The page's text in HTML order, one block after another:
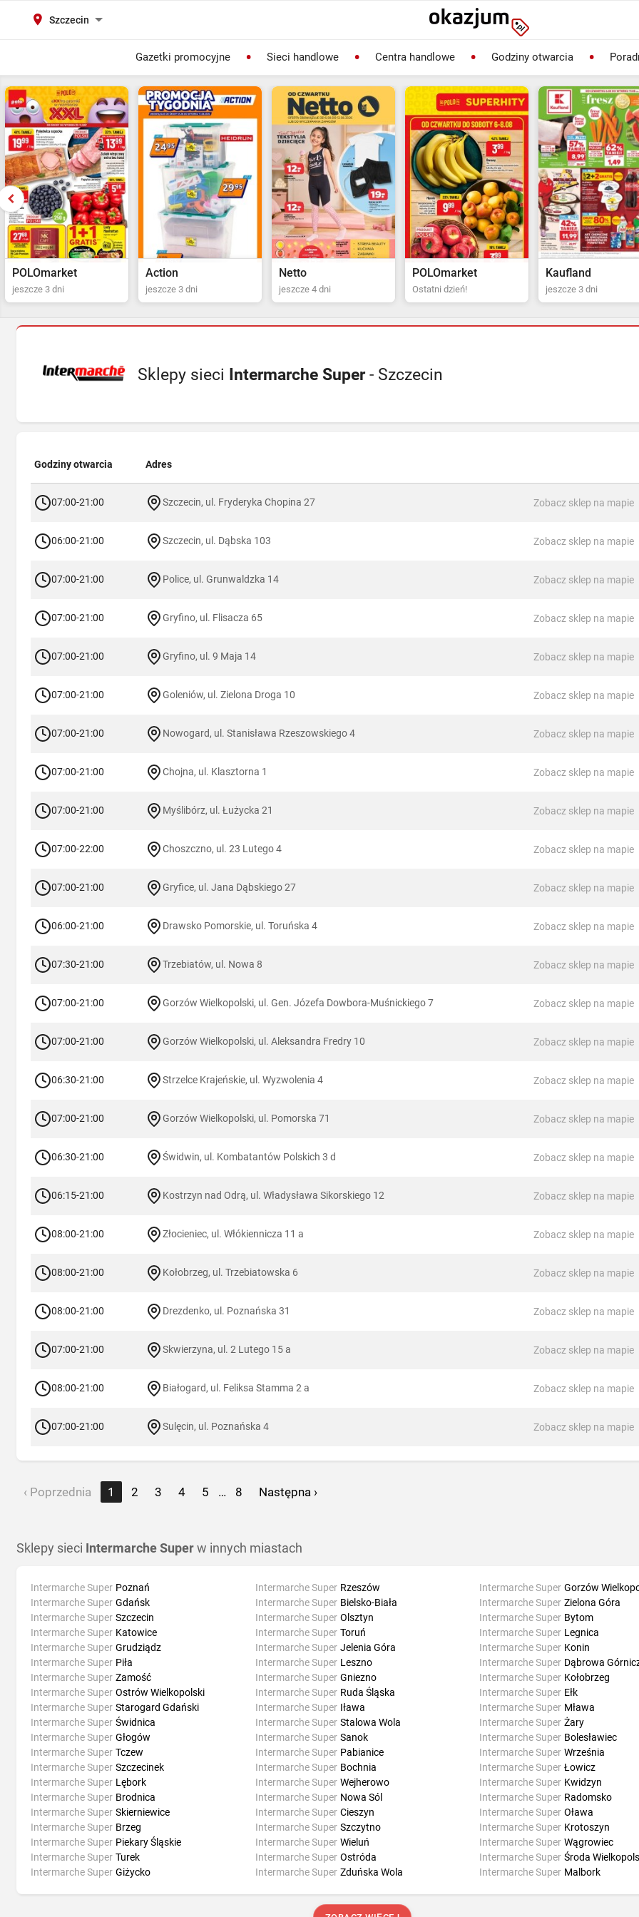
Szczecin
Gazetki promocyjne Sieci handlowe Centra handlowe Godziny otwarcia
Action
jeszcze 3 dni
Netto
jeszcze 4 dni
POLOmarket
Ostatni dzień!
Kaufland
jeszcze 3 dni
Biedronka
Ostatni dzień!
Sklepy sieci Intermarche Super - Szczecin
Godziny otwarcia Adres
07:00-21:00 Szczecin, ul. Fryderyka Chopina 27 Zobacz sklep na mapie
06:00-21:00 Szczecin, ul. Dąbska 103 Zobacz sklep na mapie
07:00-21:00 Police, ul. Grunwaldzka 14 Zobacz sklep na mapie
07:00-21:00 Gryfino, ul. Flisacza 65 Zobacz sklep na mapie
07:00-21:00 Gryfino, ul. 9 Maja 14 Zobacz sklep na mapie
07:00-21:00 Goleniów, ul. Zielona Droga 10 Zobacz sklep na mapie
07:00-21:00 Nowogard, ul. Stanisława Rzeszowskiego 4 Zobacz sklep na mapie
07:00-21:00 Chojna, ul. Klasztorna 1 Zobacz sklep na mapie
07:00-21:00 Myślibórz, ul. Łużycka 21 Zobacz sklep na mapie
07:00-22:00 Choszczno, ul. 23 Lutego 4 Zobacz sklep na mapie
07:00-21:00 Gryfice, ul. Jana Dąbskiego 27 Zobacz sklep na mapie
06:00-21:00 Drawsko Pomorskie, ul. Toruńska 4 Zobacz sklep na mapie
07:30-21:00 Trzebiatów, ul. Nowa 8 Zobacz sklep na mapie
07:00-21:00 Gorzów Wielkopolski, ul. Gen. Józefa Dowbora-Muśnickiego 7 Zobacz sklep na mapie
07:00-21:00 Gorzów Wielkopolski, ul. Aleksandra Fredry 10 Zobacz sklep na mapie
06:30-21:00 Strzelce Krajeńskie, ul. Wyzwolenia 4 Zobacz sklep na mapie
07:00-21:00 Gorzów Wielkopolski, ul. Pomorska 71 Zobacz sklep na mapie
06:30-21:00 Świdwin, ul. Kombatantów Polskich 3 d Zobacz sklep na mapie
06:15-21:00 Kostrzyn nad Odrą, ul. Władysława Sikorskiego 12 Zobacz sklep na mapie
08:00-21:00 Złocieniec, ul. Włókiennicza 11 a Zobacz sklep na mapie
08:00-21:00 Kołobrzeg, ul. Trzebiatowska 6 Zobacz sklep na mapie
08:00-21:00 Drezdenko, ul. Poznańska 31 Zobacz sklep na mapie
07:00-21:00 Skwierzyna, ul. 2 Lutego 15 a Zobacz sklep na mapie
08:00-21:00 Białogard, ul. Feliksa Stamma 2 a Zobacz sklep na mapie
07:00-21:00 Sulęcin, ul. Poznańska 4 Zobacz sklep na mapie
‹ Poprzednia 1 2 3 4 5 … 8 Następna ›
Sklepy sieci Intermarche Super w innych miastach
Intermarche Super Poznań
Intermarche Super Gdańsk
Intermarche Super Szczecin
Intermarche Super Katowice
Intermarche Super Rzeszów
Intermarche Super Bielsko-Biała
Intermarche Super Olsztyn
Intermarche Super Toruń
Intermarche Super Gorzów
Intermarche Super Zielona Góra
Intermarche Super Bytom
Intermarche Super Legnica
Intermarche Super Grudziądz
Intermarche Super Piła
Intermarche Super Zamość
Intermarche Super Ostrów Wielkopolski
Intermarche Super Jelenia Góra
Intermarche Super Leszno
Intermarche Super Gniezno
Intermarche Super Ruda Śląska
Intermarche Super Konin
Intermarche Super Dąbrowa
Intermarche Super Kołobrzeg
Intermarche Super Ełk
Intermarche Super Starogard Gdański
Intermarche Super Świdnica
Intermarche Super Głogów
Intermarche Super Tczew
Intermarche Super Iława
Intermarche Super Stalowa Wola
Intermarche Super Sanok
Intermarche Super Pabianice
Intermarche Super Mława
Intermarche Super Żary
Intermarche Super Bolesławiec
Intermarche Super Września
Intermarche Super Szczecinek
Intermarche Super Lębork
Intermarche Super Brodnica
Intermarche Super Skierniewice
Intermarche Super Bochnia
Intermarche Super Wejherowo
Intermarche Super Nowa Sól
Intermarche Super Cieszyn
Intermarche Super Łowicz
Intermarche Super Kwidzyn
Intermarche Super Radomsko
Intermarche Super Oława
Intermarche Super Brzeg
Intermarche Super Piekary Śląskie
Intermarche Super Turek
Intermarche Super Giżycko
Intermarche Super Szczytno
Intermarche Super Wieluń
Intermarche Super Ostróda
Intermarche Super Zduńska Wola
Intermarche Super Krotoszyn
Intermarche Super Wągrowiec
Intermarche Super Środa
Intermarche Super Malbork